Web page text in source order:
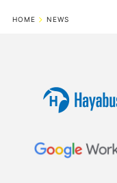
HOME NEWS